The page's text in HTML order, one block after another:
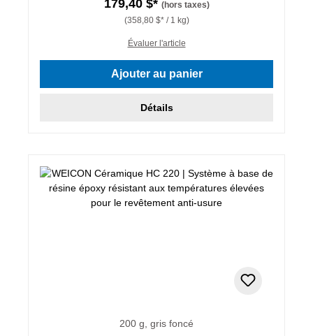
179,40 $* (hors taxes)
(358,80 $* / 1 kg)
Évaluer l'article
Ajouter au panier
Détails
200 g, gris foncé